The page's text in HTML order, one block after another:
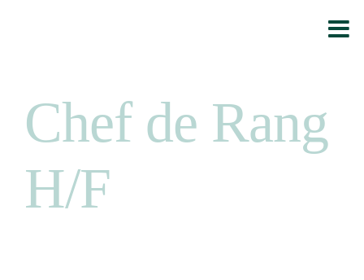
Chef de Rang
H/F